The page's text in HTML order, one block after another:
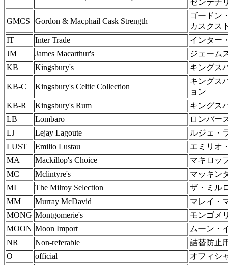
センテナ
GMCS Gordon & Macphail Cask Strength
ゴードン
カスクス
IT
Inter Trade
インター
JM
James Macarthur's
ジェーム
KB
Kingsbury's キングス
KB-C Kingsbury's Celtic Collection
キングス
ョン
KB-R
Kingsbury's Rum
キングス
LB
Lombaro
ロンバー
LJ
Lejay Lagoute
ルジェ・
LUST
Emilio Lustau
エミリオ
MA
Mackillop's Choice
マキロッ
MC
Mclintyre's
マッキン
MI
The Milroy Selection
ザ・ミル
MM
Murray McDavid
マレイ・
MONG Montgomerie's
モンゴメ
MOON Moon Import
ムーン・
NR
Non-referable
詰替防止
O
official
オフィシ